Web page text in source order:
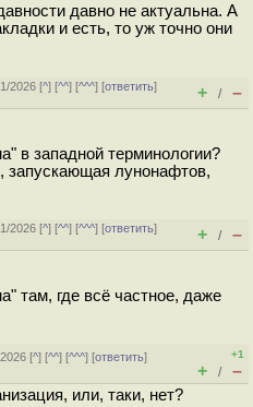
давно не актуальна. А
и есть, то уж точно они
2026 [^] [^^] [^^^] [ответить]
+ / –
в западной терминологии?
запускающая лунонафтов,
2026 [^] [^^] [^^^] [ответить]
+ / –
там, где всё частное, даже
[^] [^^] [^^^] [ответить]
+1
+ / –
или, таки, нет?